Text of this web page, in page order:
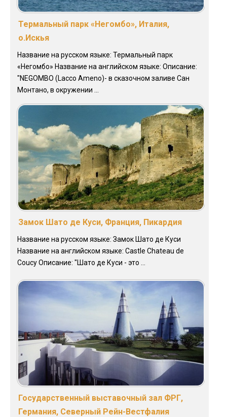
Термальный парк «Негомбо», Италия,
о.Искья
Название на русском языке: Термальный парк
«Негомбо» Название на английском языке: Описание:
"NEGOMBO (Lacco Ameno)- в сказочном заливе Сан
Монтано, в окружении ...
Замок Шато де Куси, Франция, Пикардия
Название на русском языке: Замок Шато де Куси
Название на английском языке: Castle Chateau de
Coucy Описание: "Шато де Куси - это ...
Государственный выставочный зал ФРГ,
Германия, Северный Рейн-Вестфалия